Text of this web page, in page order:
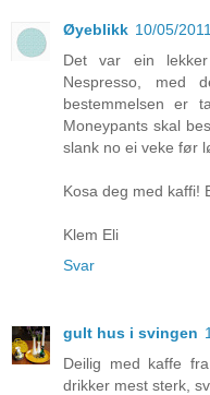
Øyeblikk 10/05/2011
Det var ein
Nespresso, med
bestemmelsen er
Moneypants skal
slank no ei veke før
Kosa deg med kaffi!
Klem Eli
Svar
gult hus i svingen
Deilig med kaffe
drikker mest sterk,